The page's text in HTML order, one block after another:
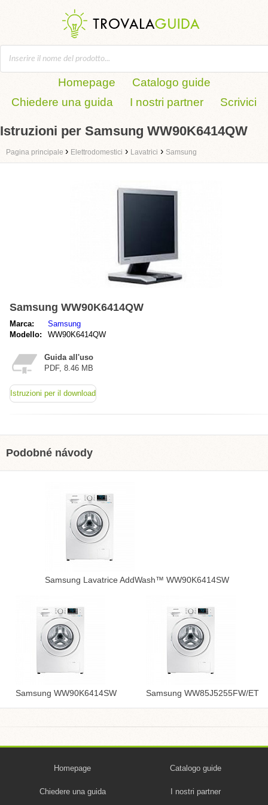
Homepage
Catalogo guide
Chiedere una guida
I nostri partner Scrivici
Istruzioni per Samsung WW90K6414QW
Pagina principale › Elettrodomestici › Lavatrici › Samsung
Samsung WW90K6414QW
Marca:
Samsung
Modello:
WW90K6414QW
Guida all'uso
PDF, 8.46 MB
Istruzioni per il download
Podobné návody
Samsung Lavatrice AddWash™ WW90K6414SW
Samsung WW90K6414SW Samsung WW85J5255FW/ET
Homepage Catalogo guide
Chiedere una guida I nostri partner